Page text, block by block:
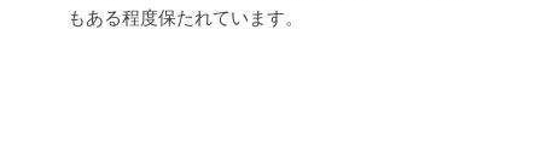
もある程度保たれています。